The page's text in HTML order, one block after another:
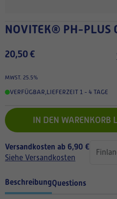
NOVITEK® PH-PLUS
20,50 €
MWST. 25.5%
VERFÜGBAR,LIEFERZEIT 1 - 4 TAGE
IN DEN WARENKORB
Versandkosten ab 6,90 €
Siehe Versandkosten
BeschreibungQuestions